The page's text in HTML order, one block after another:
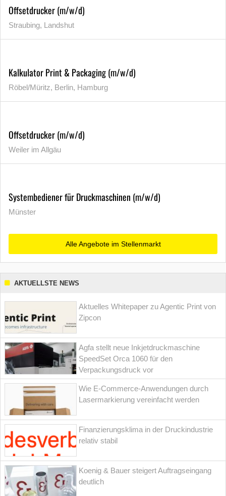
Offsetdrucker (m/w/d)
Straubing, Landshut
Kalkulator Print & Packaging (m/w/d)
Röbel/Müritz, Berlin, Hamburg
Offsetdrucker (m/w/d)
Weiler im Allgäu
Systembediener für Druckmaschinen (m/w/d)
Münster
Alle Angebote im Stellenmarkt
AKTUELLSTE NEWS
Aktuelles Whitepaper zu Agentic Print von
Zipcon
Agfa stellt neue Inkjetdruckmaschine
SpeedSet Orca 1060 für den
Verpackungsdruck vor
Wie E-Commerce-Anwendungen durch
Lasermarkierung vereinfacht werden
Finanzierungsklima in der Druckindustrie
relativ stabil
Koenig & Bauer steigert Auftragseingang
deutlich